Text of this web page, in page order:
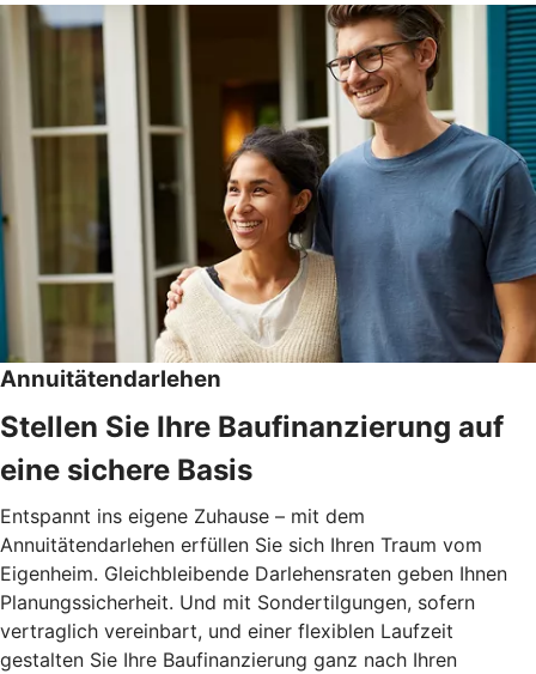
Annuitätendarlehen
Stellen Sie Ihre Baufinanzierung auf
eine sichere Basis
Entspannt ins eigene Zuhause – mit dem
Annuitätendarlehen erfüllen Sie sich Ihren Traum vom
Eigenheim. Gleichbleibende Darlehensraten geben Ihnen
Planungssicherheit. Und mit Sondertilgungen, sofern
vertraglich vereinbart, und einer flexiblen Laufzeit
gestalten Sie Ihre Baufinanzierung ganz nach Ihren